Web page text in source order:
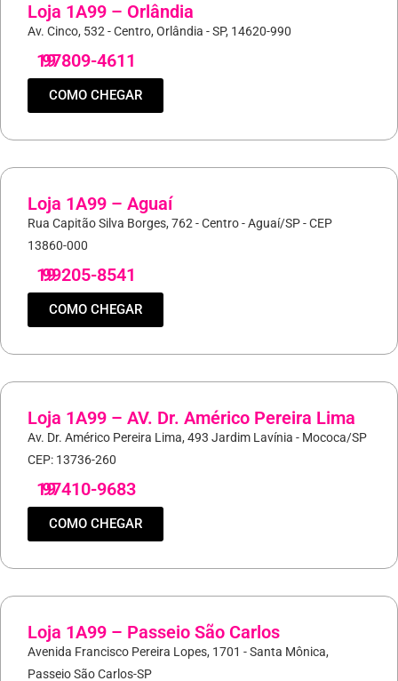
Loja 1A99 – Orlândia
Av. Cinco, 532 - Centro, Orlândia - SP, 14620-990
19
97809-4611
COMO CHEGAR
Loja 1A99 – Aguaí
Rua Capitão Silva Borges, 762 - Centro - Aguaí/SP - CEP
13860-000
19
99205-8541
COMO CHEGAR
Loja 1A99 – AV. Dr. Américo Pereira Lima
Av. Dr. Américo Pereira Lima, 493 Jardim Lavínia - Mococa/SP
CEP: 13736-260
19
97410-9683
COMO CHEGAR
Loja 1A99 – Passeio São Carlos
Avenida Francisco Pereira Lopes, 1701 - Santa Mônica,
Passeio São Carlos-SP